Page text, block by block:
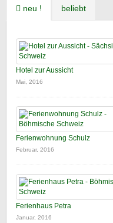
neu ! beliebt
Hotel zur Aussicht
Mai, 2016
Ferienwohnung Schulz
Februar, 2016
Ferienhaus Petra
Januar, 2016